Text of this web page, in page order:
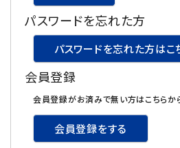
酒類
日用品
ギフト
パスワードを忘れた方
パスワードを忘れた方はこ
会員登録
会員登録がお済みで無い方はこちらか
会員登録をする